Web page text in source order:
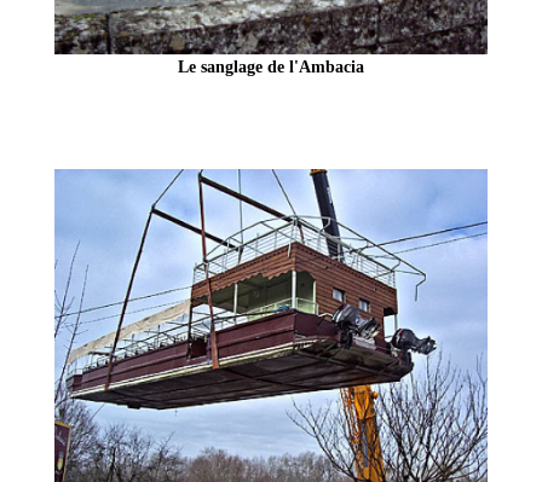
Le sanglage de l'Ambacia